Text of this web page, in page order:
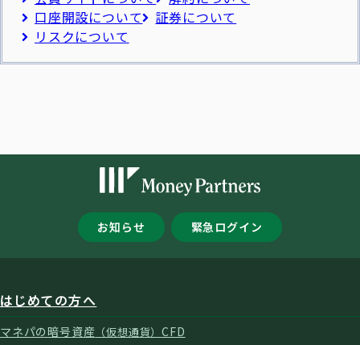
口座開設について
証券について
リスクについて
お知らせ 緊急ログイン
はじめての方へ
マネパの暗号資産 （仮想通貨）CFD